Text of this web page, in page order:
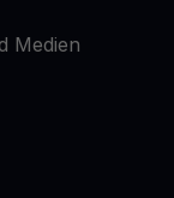
Medien